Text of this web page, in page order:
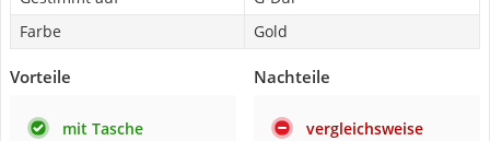
Farbe
Gold
Vorteile
mit Tasche
Nachteile
vergleichsweise